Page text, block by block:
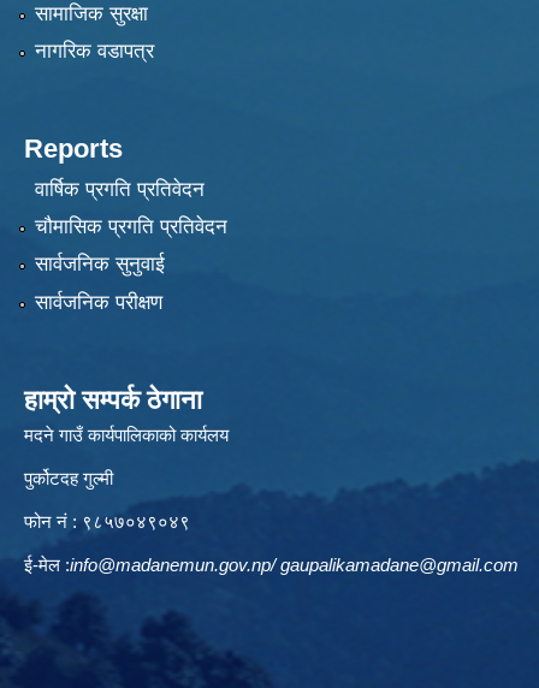
सामाजिक सुरक्षा
नागरिक वडापत्र
Reports
वार्षिक प्रगति प्रतिवेदन
चौमासिक प्रगति प्रतिवेदन
सार्वजनिक सुनुवाई
सार्वजनिक परीक्षण
हाम्रो सम्पर्क ठेगाना
मदने गाउँ कार्यपालिकाको कार्यलय
पुर्कोटदह गुल्मी
फोन नं : ९८५७०४९०४९
ई-मेल :info@madanemun.gov.np/gaupalikamadane@gmail.com